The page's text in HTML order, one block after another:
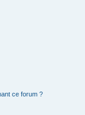
ce forum ?